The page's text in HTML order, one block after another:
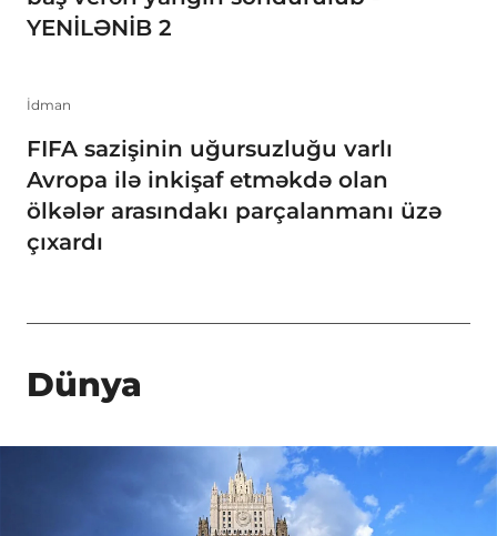
YENİLƏNİB 2
İdman
FIFA sazişinin uğursuzluğu varlı
Avropa ilə inkişaf etməkdə olan
ölkələr arasındakı parçalanmanı üzə
çıxardı
Dünya